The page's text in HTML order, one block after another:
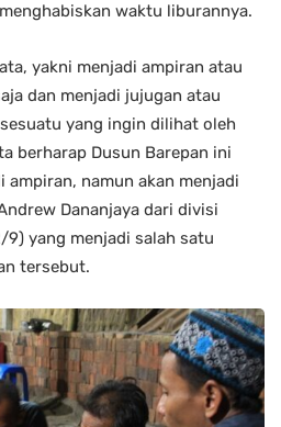
waktu liburannya.
yakni menjadi ampiran atau
dan menjadi jujugan atau
yang ingin dilihat oleh
berharap Dusun Barepan ini
ampiran, namun akan menjadi
Dananjaya dari divisi
9) yang menjadi salah satu
tersebut.